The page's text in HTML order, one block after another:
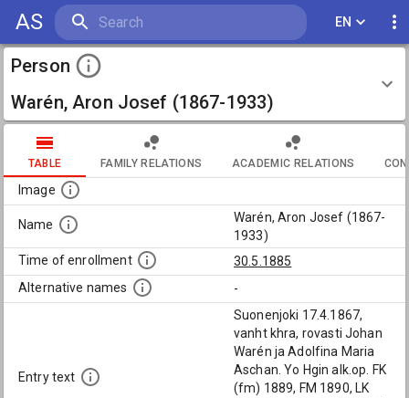
AS EN
Person
Warén, Aron Josef (1867-1933)
TABLE FAMILY RELATIONS ACADEMIC RELATIONS
Image
Name
Warén, Aron Josef (1867-
1933)
Time of enrollment
30.5.1885
Alternative names
-
Entry text
Suonenjoki 17.4.1867,
vanht khra, rovasti Johan
Warén ja Adolfina Maria
Aschan. Yo Hgin alk.op. FK
(fm) 1889, FM 1890, LK